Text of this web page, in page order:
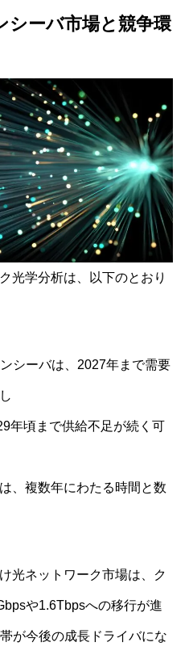
シーバ市場と競争環
光学分析は、以下のとおり
シーバは、2027年まで需要
年頃まで供給不足が続く可
、複数年にわたる時間と数
光ネットワーク市場は、ク
や1.6Tbpsへの移行が進
が今後の成長ドライバにな